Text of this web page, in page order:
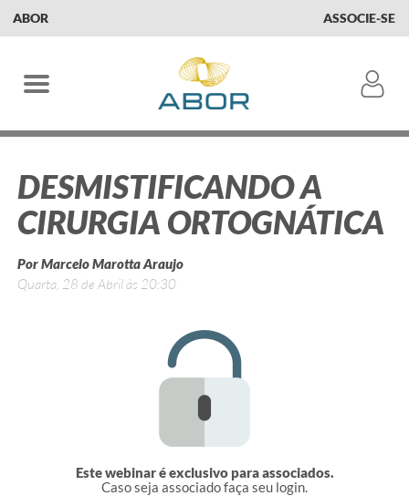
ABOR ASSOCIE-SE
DESMISTIFICANDO A
CIRURGIA ORTOGNÁTICA
Por Marcelo Marotta Araujo
Quarta, 28 de Abril às 20:30
Este webinar é exclusivo para associados.
Caso seja associado faça seu login.